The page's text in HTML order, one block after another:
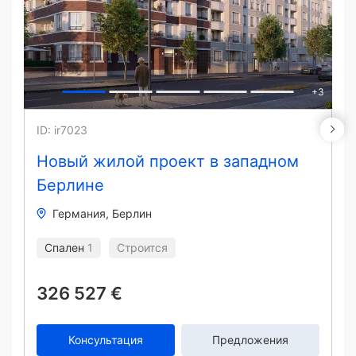
+3
Новый жилой проект в западном
Берлине
ID: ir7023
Германия Берлин
Спален 1 Строится
326 527 €
Консультация Предложения